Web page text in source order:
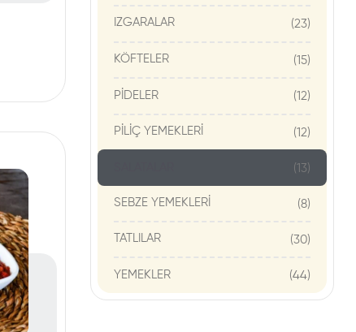
IZGARALAR (23)
KÖFTELER (15)
PİDELER (12)
PİLİÇ YEMEKLERİ (12)
(13)
SEBZE YEMEKLERİ (8)
TATLILAR (30)
YEMEKLER (44)